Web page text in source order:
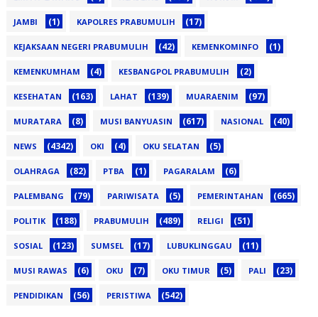
JAMBI (1) KAPOLRES PRABUMULIH (17)
KEJAKSAAN NEGERI PRABUMULIH (42) KEMENKOMINFO (1)
KEMENKUMHAM (4) KESBANGPOL PRABUMULIH (2)
KESEHATAN (163) LAHAT (139) MUARAENIM (97)
MURATARA (8) MUSI BANYUASIN (617) NASIONAL (40)
NEWS (4342) OKI (4) OKU SELATAN (5)
OLAHRAGA (82) PTBA (1) PAGARALAM (6)
PALEMBANG (79) PARIWISATA (5) PEMERINTAHAN (665)
POLITIK (188) PRABUMULIH (489) RELIGI (51)
SOSIAL (123) SUMSEL (17) LUBUKLINGGAU (11)
MUSI RAWAS (6) OKU (7) OKU TIMUR (5) PALI (23)
PENDIDIKAN (56) PERISTIWA (542)